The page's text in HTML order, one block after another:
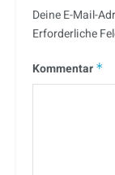
Deine E-Mail-
Erforderliche
Kommentar *